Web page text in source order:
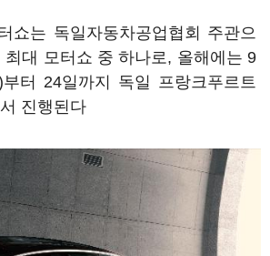
쇼는 독일자동차공업협회 주관으
최대 모터쇼 중 하나로, 올해에는 9
부터 24일까지 독일 프랑크푸르트
진행된다